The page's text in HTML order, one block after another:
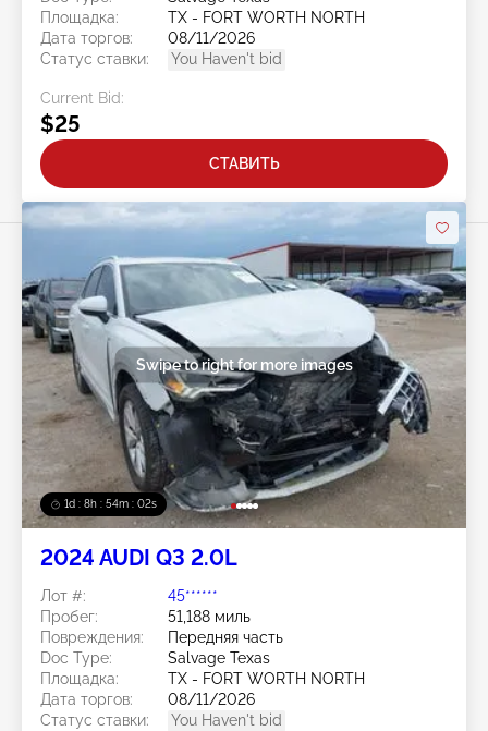
Площадка:
TX - FORT WORTH NORTH
Дата торгов:
08/11/2026
Статус ставки:
You Haven't bid
Current Bid:
$25
СТАВИТЬ
1d : 8h : 53m : 59s
Swipe to right for more images
2024 AUDI Q3 2.0L
Лот #:
45******
Пробег:
51,188 миль
Повреждения:
Передняя часть
Doc Type:
Salvage Texas
Площадка:
TX - FORT WORTH NORTH
Дата торгов:
08/11/2026
Статус ставки:
You Haven't bid